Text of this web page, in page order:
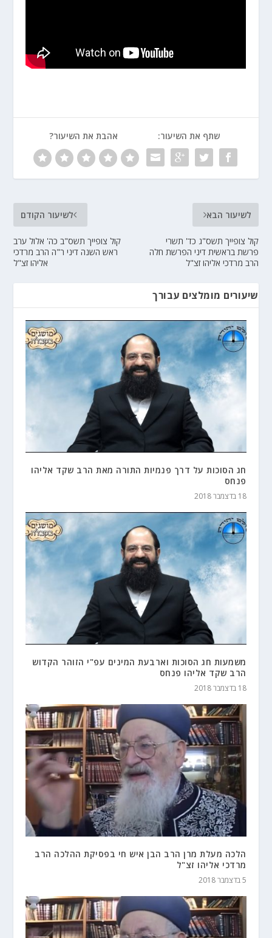
שתף את השיעור: אהבת את השיעור?
לשיעור הקודם
קול צופייך תשס"ב כה' אלול ערב
ראש השנה דיני ר"ה הרב מרדכי
אליהו זצ"ל
לשיעור הבא
קול צופייך תשס"ג כד' תשרי
פרשת בראשית דיני הפרשת חלה
הרב מרדכי אליהו זצ"ל
שיעורים מומלצים עבורך
חג הסוכות על דרך פנמיות התורה מאת הרב שקד אליהו
פנחס
18 בדצמבר 2018
משמעות חג הסוכות וארבעת המינים עפ"י הזוהר הקדוש
הרב שקד אליהו פנחס
18 בדצמבר 2018
הלכה מעלת מרן הרב הבן איש חי בפסיקת ההלכה הרב
מרדכי אליהו זצ"ל
5 בדצמבר 2018